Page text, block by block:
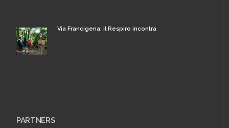
Via Francigena: il Respiro incontra
PARTNERS